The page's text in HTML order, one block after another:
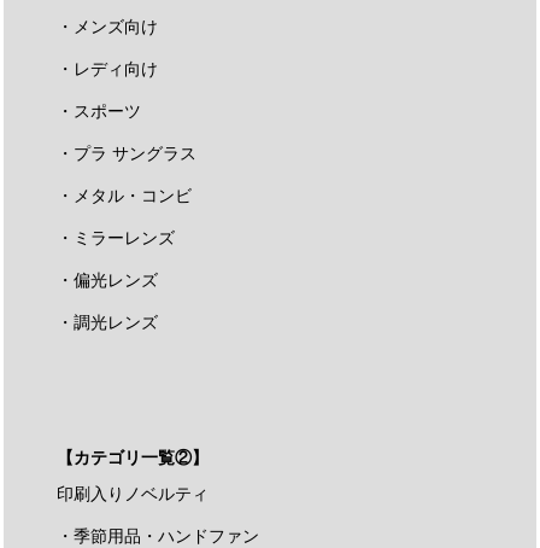
・メンズ向け
・レディ向け
・スポーツ
・プラ サングラス
・メタル・コンビ
・ミラーレンズ
・偏光レンズ
・調光レンズ
【カテゴリ一覧②】
印刷入りノベルティ
・季節用品・ハンドファン